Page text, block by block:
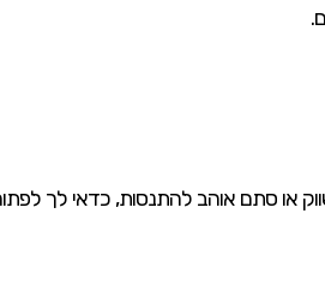
או סתם אוהב להתנסות, כדאי לך